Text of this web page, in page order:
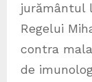
jurământul
Regelui
contra
de